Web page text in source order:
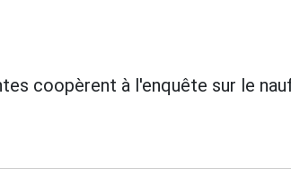
coopèrent à l'enquête sur le